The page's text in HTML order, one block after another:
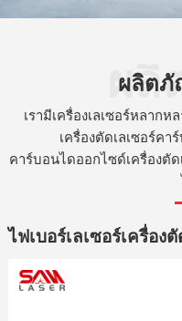
ผ
ผลิตภั
เรามีเครื่องเลเซอร์หลากห
เครื่องตัดเลเซอร์ค
คาร์บอนไดออกไซด์เครื่องตัด
ไฟเบอร์เลเซอร์เครื่อง